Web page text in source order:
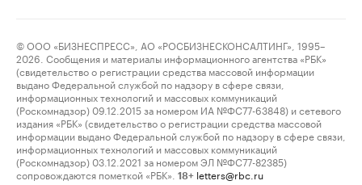
© ООО «БИЗНЕСПРЕСС», АО «РОСБИЗНЕСКОНСАЛТИНГ», 1995–
2026. Сообщения и материалы информационного агентства «РБК»
(свидетельство о регистрации средства массовой информации
выдано Федеральной службой по надзору в сфере связи,
информационных технологий и массовых коммуникаций
(Роскомнадзор) 09.12.2015 за номером ИА №ФС77-63848) и сетевого
издания «РБК» (свидетельство о регистрации средства массовой
информации выдано Федеральной службой по надзору в сфере связи,
информационных технологий и массовых коммуникаций
(Роскомнадзор) 03.12.2021 за номером ЭЛ №ФС77-82385)
сопровождаются пометкой «РБК».
18+ letters@rbc.ru